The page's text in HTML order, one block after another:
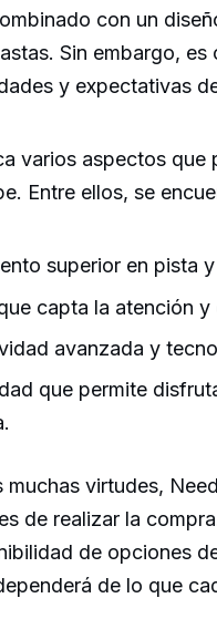
con un
Sin embargo,
y expectativas
varios aspectos
Entre ellos, se
superior en pista
capta la atención
avanzada y
que permite
muchas virtudes,
de realizar la
de opciones
de lo que